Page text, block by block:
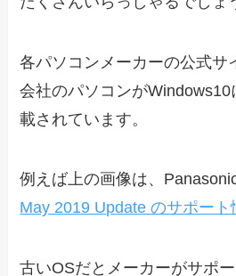
各パソコンメーカーの公式サ
会社のパソコンが
載されています。
例えば上の画像は、
May 2019 Update のサポート
古いOSだとメーカーがサポ